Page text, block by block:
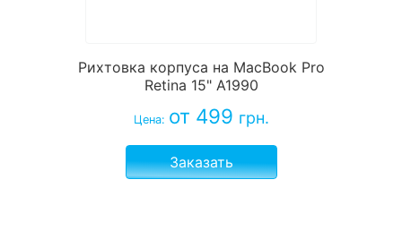
Рихтовка корпуса на MacBook Pro
Retina 15" A1990
Цена: от 499 грн.
Заказать